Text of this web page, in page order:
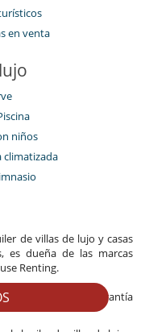
en venta
niños
climatizada
de villas de lujo y casas
es dueña de las marcas
Renting.
oficial y una garantía